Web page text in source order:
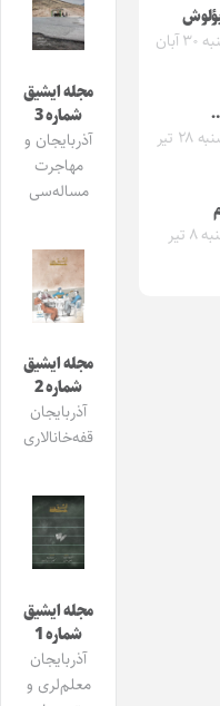
سه‌شنبه ۳۰ آبان
چهارشنبه ۲۸ تیر
پنجشنبه ۸ تیر
مجله ایشیق
شماره 3
آذربایجان و
مهاجرت
مساله‌سی
مجله ایشیق
شماره 2
آذربایجان
قفه‌خانالاری
مجله ایشیق
شماره 1
آذربایجان
معلم‌لری و